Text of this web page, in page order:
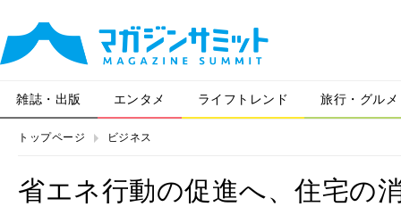
雑誌・出版 エンタメ ライフトレンド 旅行・グルメ
トップページ ビジネス
省エネ行動の促進へ、住宅の